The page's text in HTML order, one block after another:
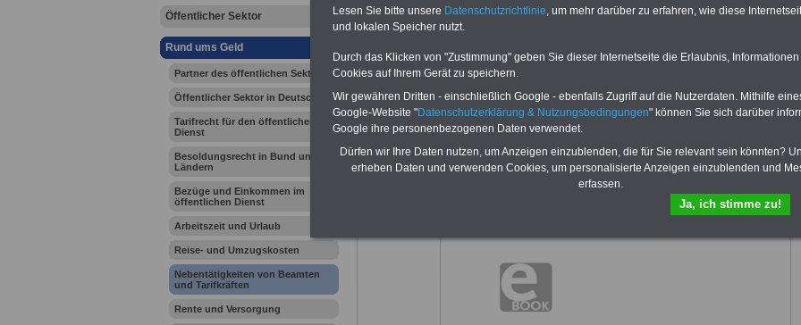
Öffentlicher Sektor
Rund ums Geld
Partner des öffentlichen Sektors
Öffentlicher Sektor in Deutschland
Tarifrecht für den öffentlichen
Dienst
Besoldungsrecht in Bund und
Ländern
Bezüge und Einkommen im
öffentlichen Dienst
Arbeitszeit und Urlaub
Reise- und Umzugskosten
Nebentätigkeiten von Beamten
und Tarifkräften
Rente und Versorgung
Ihr Berufsunfähigkeitsschutz - Für den Fall der Fälle: Hannoversche Leben
Zur Übersicht von "Rund ums Geld"
Lesen Sie bitte unsere Datenschutzrichtlinie, um mehr darüber zu erfahren, wie diese
und lokalen Speicher nutzt.
Durch das Klicken von "Zustimmung" geben Sie dieser Internetseite die Erlaubnis,
Cookies auf Ihrem Gerät zu speichern.
Wir gewähren Dritten - einschließlich Google - ebenfalls Zugriff auf die Nutzerdaten. Mithilfe
Google-Website "Datenschutzerklärung & Nutzungsbedingungen" können Sie sich darüber
Google ihre personenbezogenen Daten verwendet.
Dürfen wir Ihre Daten nutzen, um Anzeigen einzublenden, die für Sie relevant sein könnten?
erheben Daten und verwenden Cookies, um personalisierte Anzeigen einzublenden und
erfassen.
Ja, ich stimme zu!